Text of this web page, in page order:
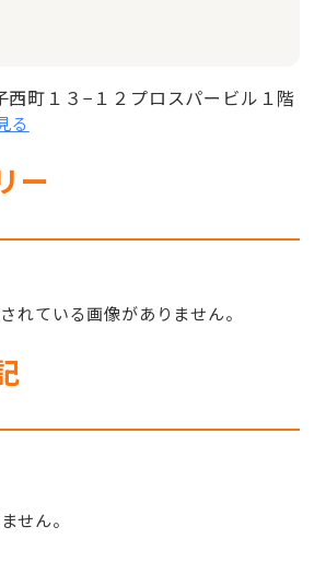
西町１３−１２プロスパービル１階
る
ー
れている画像がありません。
せん。